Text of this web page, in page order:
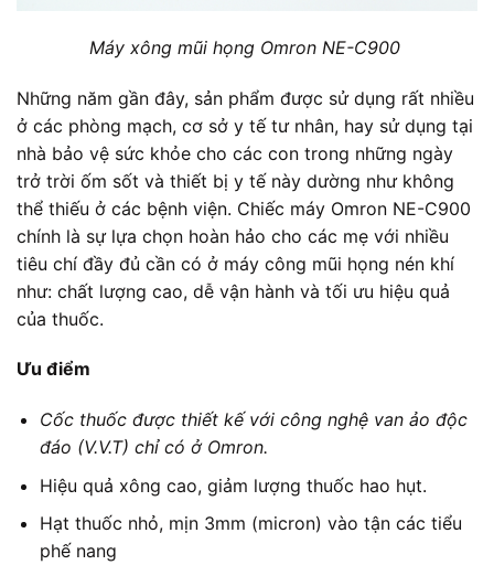
Máy xông mũi họng Omron NE-C900
Những năm gần đây, sản phẩm được sử dụng rất nhiều
ở các phòng mạch, cơ sở y tế tư nhân, hay sử dụng tại
nhà bảo vệ sức khỏe cho các con trong những ngày
trở trời ốm sốt và thiết bị y tế này dường như không
thể thiếu ở các bệnh viện. Chiếc máy Omron NE-C900
chính là sự lựa chọn hoàn hảo cho các mẹ với nhiều
tiêu chí đầy đủ cần có ở máy công mũi họng nén khí
như: chất lượng cao, dễ vận hành và tối ưu hiệu quả
của thuốc.
Ưu điểm
Cốc thuốc được thiết kế với công nghệ van ảo độc
đáo (V.V.T) chỉ có ở Omron.
Hiệu quả xông cao, giảm lượng thuốc hao hụt.
Hạt thuốc nhỏ, mịn 3mm (micron) vào tận các tiểu
phế nang